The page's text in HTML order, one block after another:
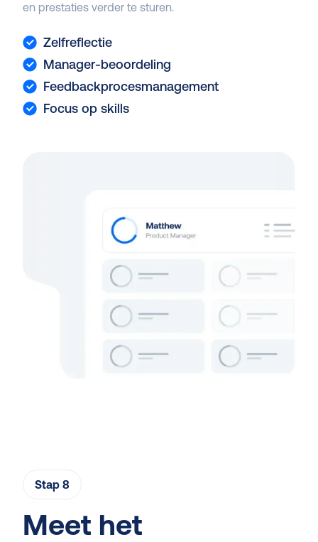
en prestaties verder te sturen.
Zelfreflectie
Manager-beoordeling
Feedbackprocesmanagement
Focus op skills
Stap 8
Meet het